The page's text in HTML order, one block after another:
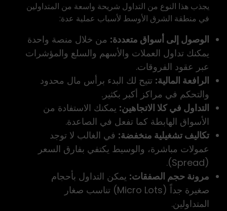
يجذب هذا النوع من التداول شريحة واسعة من المتداولين
في منطقة الشرق الأوسط لأسباب عملية عدة:
الوصول إلى أسواق متعددة: من خلال منصة واحدة
يمكنك تداول العملات والأسهم والسلع والمؤشرات
عبر عقود الفروقات.
الرافعة المالية: تتيح لك البدء برأس مال محدود
والتحكم في مراكز أكبر بكثير.
التداول في كلا الاتجاهين: يمكنك الاستفادة من
الأسواق الهابطة كما تفعل في الصاعدة.
تكاليف تشغيلية منخفضة: في الغالب لا توجد
عمولات مباشرة، والوسيط يكتفي بفارق السعر
(Spread).
مرونة حجم الصفقات: يمكن التداول بأحجام
صغيرة جداً (Micro Lots) تناسب صغار
المتداولين.